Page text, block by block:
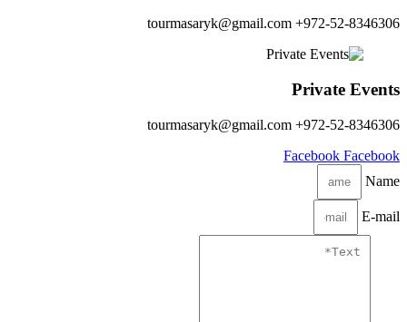
972-52-8346306+ tourmasaryk@gmail.com
Private Events
972-52-8346306+ tourmasaryk@gmail.com
Facebook Facebook
Name
E-mail